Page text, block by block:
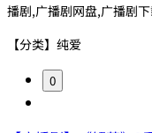
播剧,广播剧网盘,广播剧
【分类】纯爱
0